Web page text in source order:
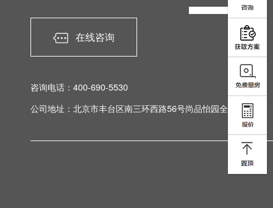
在线咨询
咨询电话：400-690-5530
公司地址：北京市丰台区南三环西路56号尚品怡园全案体验馆